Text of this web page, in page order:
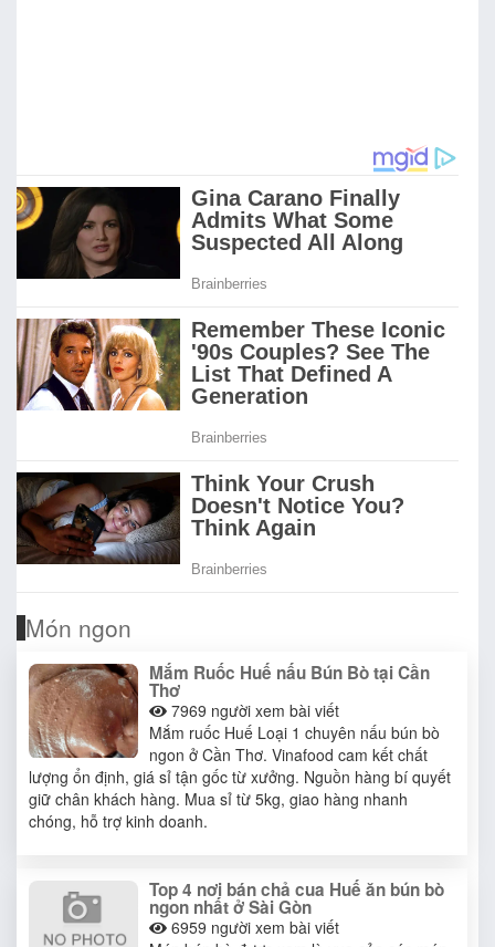
Món ngon
Mắm Ruốc Huế nấu Bún Bò tại Cần
Thơ
7969 người xem bài viết
Mắm ruốc Huế Loại 1 chuyên nấu bún bò
ngon ở Cần Thơ. Vinafood cam kết chất
lượng ổn định, giá sỉ tận gốc từ xưởng. Nguồn hàng bí quyết
giữ chân khách hàng. Mua sỉ từ 5kg, giao hàng nhanh
chóng, hỗ trợ kinh doanh.
Top 4 nơi bán chả cua Huế ăn bún bò
ngon nhất ở Sài Gòn
6959 người xem bài viết